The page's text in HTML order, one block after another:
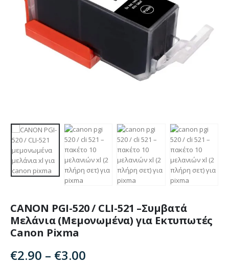
CANON PGI-520 / CLI-521 –Συμβατά
Μελάνια (Μεμονωμένα) για Εκτυπωτές
Canon Pixma
€2.90 – €3.00